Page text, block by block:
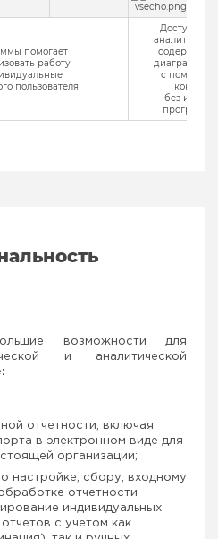
помогает
работу
пользователя
Доступно
диаграммы,
с помощью
без
возможности для
и аналитической
отчетности, включая
в электронном виде для
организации;
настройке, сбору, входному
отчетности
индивидуальных
с учетом как